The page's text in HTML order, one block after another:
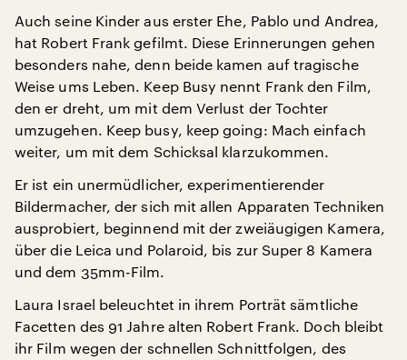
Auch seine Kinder aus erster Ehe, Pablo und Andrea,
hat Robert Frank gefilmt. Diese Erinnerungen gehen
besonders nahe, denn beide kamen auf tragische
Weise ums Leben. Keep Busy nennt Frank den Film,
den er dreht, um mit dem Verlust der Tochter
umzugehen. Keep busy, keep going: Mach einfach
weiter, um mit dem Schicksal klarzukommen.
Er ist ein unermüdlicher, experimentierender
Bildermacher, der sich mit allen Apparaten Techniken
ausprobiert, beginnend mit der zweiäugigen Kamera,
über die Leica und Polaroid, bis zur Super 8 Kamera
und dem 35mm-Film.
Laura Israel beleuchtet in ihrem Porträt sämtliche
Facetten des 91 Jahre alten Robert Frank. Doch bleibt
ihr Film wegen der schnellen Schnittfolgen, des